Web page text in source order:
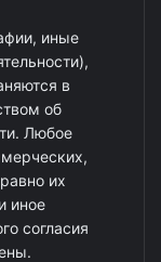
иные
в
об
Любое
их
иное
согласия